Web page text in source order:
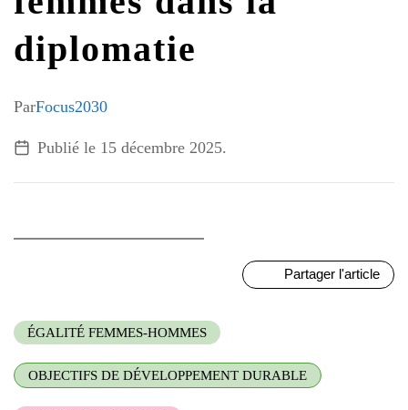
G7 / G20
TOUS LES THÈMES
VIDÉOS
diplomatie
ParFocus2030
Publié le 15 décembre 2025.
Partager l'article
ÉGALITÉ FEMMES-HOMMES
OBJECTIFS DE DÉVELOPPEMENT DURABLE